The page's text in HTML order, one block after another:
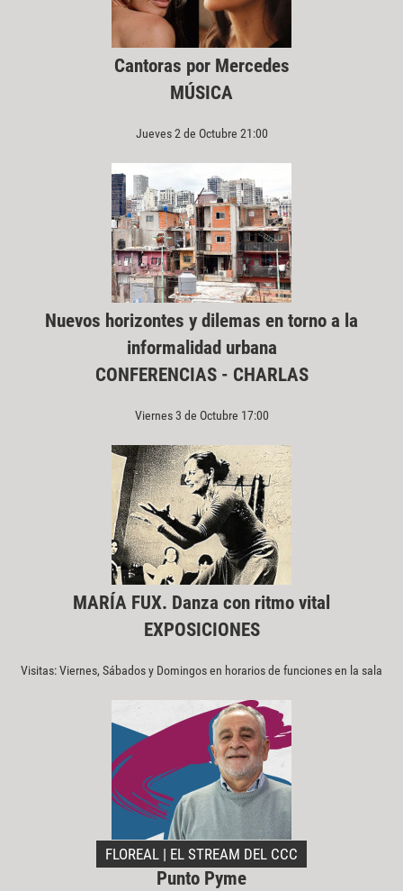
Cantoras por Mercedes
MÚSICA
Jueves 2 de Octubre 21:00
Nuevos horizontes y dilemas en torno a la
informalidad urbana
CONFERENCIAS - CHARLAS
Viernes 3 de Octubre 17:00
MARÍA FUX. Danza con ritmo vital
EXPOSICIONES
Visitas: Viernes, Sábados y Domingos en horarios de funciones en la sala
FLOREAL | EL STREAM DEL CCC
Punto Pyme